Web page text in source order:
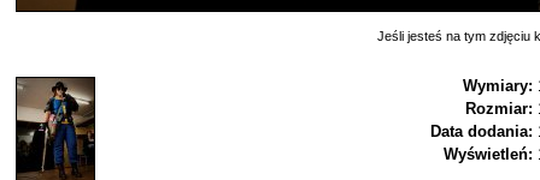
Jeśli jesteś na tym zdjęciu
Wymiary:
Rozmiar:
Data dodania:
Wyświetleń: